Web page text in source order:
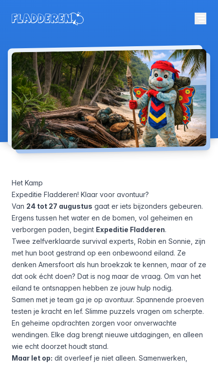
Het Kamp
Expeditie Fladderen! Klaar voor avontuur?
Van 24 tot 27 augustus gaat er iets bijzonders gebeuren.
Ergens tussen het water en de bomen, vol geheimen en
verborgen paden, begint Expeditie Fladderen.
Twee zelfverklaarde survival experts, Robin en Sonnie, zijn
met hun boot gestrand op een onbewoond eiland. Ze
denken Amersfoort als hun broekzak te kennen, maar of ze
dat ook écht doen? Dat is nog maar de vraag. Om van het
eiland te ontsnappen hebben ze jouw hulp nodig.
Samen met je team ga je op avontuur. Spannende proeven
testen je kracht en lef. Slimme puzzels vragen om scherpte.
En geheime opdrachten zorgen voor onverwachte
wendingen. Elke dag brengt nieuwe uitdagingen, en alleen
wie echt doorzet houdt stand.
Maar let op: dit overleef je niet alleen. Samenwerken,